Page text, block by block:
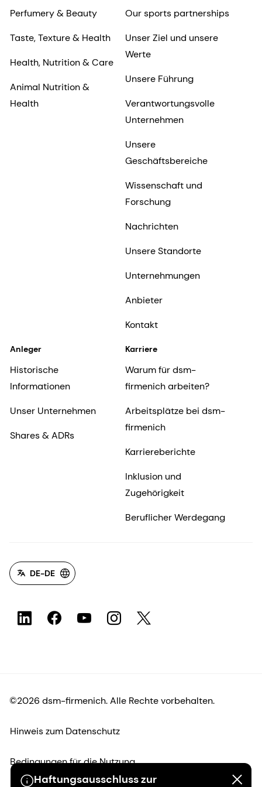
Haftungsausschluss zur
Perfumery & Beauty
Taste, Texture & Health
Health, Nutrition & Care
Animal Nutrition &
Health
Our sports partnerships
Unser Ziel und unsere
Werte
Unsere Führung
Verantwortungsvolle
Unternehmen
Unsere
Geschäftsbereiche
Wissenschaft und
Forschung
Nachrichten
Unsere Standorte
Unternehmungen
Anbieter
Kontakt
Anleger
Historische
Informationen
Unser Unternehmen
Shares & ADRs
Karriere
Warum für dsm-
firmenich arbeiten?
Arbeitsplätze bei dsm-
firmenich
Karriereberichte
Inklusion und
Zugehörigkeit
Beruflicher Werdegang
DE-DE
©2026 dsm-firmenich. Alle Rechte vorbehalten.
Hinweis zum Datenschutz
Bedingungen für die Nutzung